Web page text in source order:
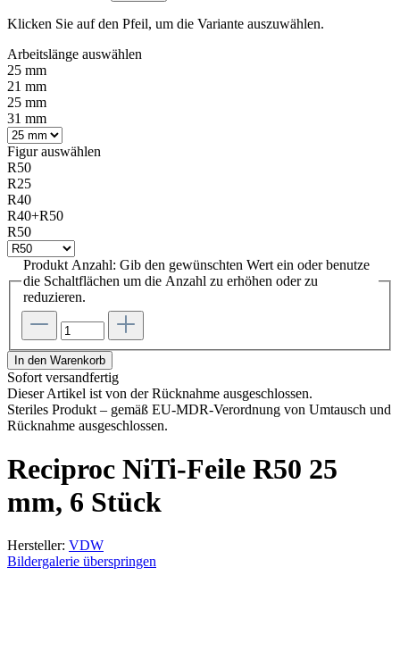
Klicken Sie auf den Pfeil, um die Variante auszuwählen.
Arbeitslänge auswählen
25 mm
21 mm
25 mm
31 mm
Figurauswählen
R50
R25
R40
R40+R50
R50
Produkt Anzahl: Gib den gewünschten Wert ein oder benutze
die Schaltflächen um die Anzahl zu erhöhen oder zu
reduzieren.
In den Warenkorb
Sofort versandfertig
Dieser Artikel ist von der Rücknahme ausgeschlossen.
Steriles Produkt – gemäß EU-MDR-Verordnung von Umtausch und
Rücknahme ausgeschlossen.
Reciproc NiTi-Feile R50 25
mm, 6 Stück
Hersteller: VDW
Bildergalerie überspringen